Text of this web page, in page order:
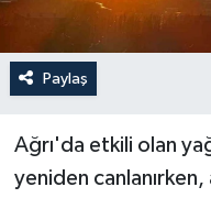
Paylaş
Ağrı'da etkili olan
yeniden